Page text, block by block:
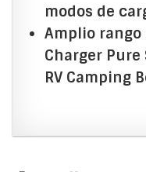
modos de
Amplio rango
Charger Pure
RV Camping